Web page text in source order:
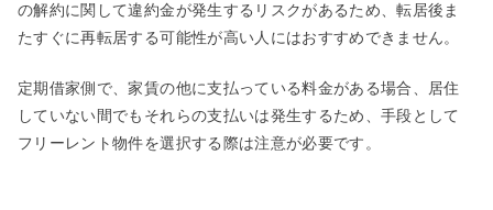
の解約に関して違約金が発生するリスクがあるため、転居後ま
たすぐに再転居する可能性が高い人にはおすすめできません。
定期借家側で、家賃の他に支払っている料金がある場合、居住
していない間でもそれらの支払いは発生するため、手段として
フリーレント物件を選択する際は注意が必要です。